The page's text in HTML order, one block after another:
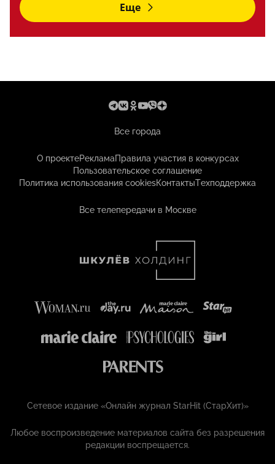
Еще
Все города
О проектеРекламаПравила участия в конкурсах
Пользовательское соглашение
Политика использования cookiesКонтактыТехподдержка
Все телепередачи в Москве
Сетевое издание «Онлайн журнал StarHit (СтарХит)»
Любое воспроизведение материалов сайта без разрешения
редакции воспрещается.